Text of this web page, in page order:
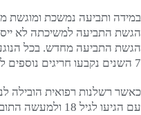
במידה ותביעה נמשכת ומוגשת
הגשת התביעה למשיכתה לא
הגשת התביעה מחדש. בכל
7 השנים נקבעו חריגים נוספים לרבות עבור תביעה של מי שהיה קטין.
עם הגיעו לגיל